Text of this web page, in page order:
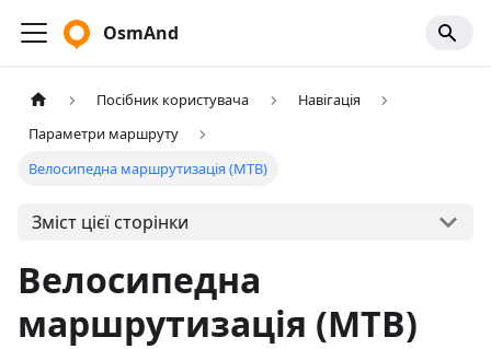
OsmAnd
Посібник користувача
Навігація
Параметри маршруту
Велосипедна маршрутизація (MTB)
Зміст цієї сторінки
Велосипедна
маршрутизація (MTB)